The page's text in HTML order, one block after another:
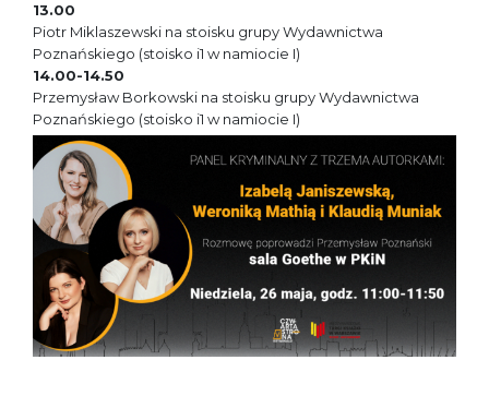
13.00
Piotr Miklaszewski na stoisku grupy Wydawnictwa
Poznańskiego (stoisko i1 w namiocie I)
14.00-14.50
Przemysław Borkowski na stoisku grupy Wydawnictwa
Poznańskiego (stoisko i1 w namiocie I)